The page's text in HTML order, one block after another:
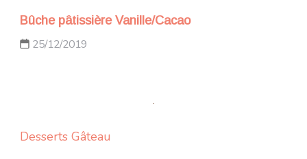
Bûche pâtissière Vanille/Cacao
25/12/2019
Desserts Gâteau